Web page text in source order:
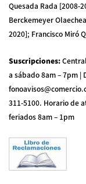
Quesada Rada [2008-
Berckemeyer
2020]; Francisco Miró
Suscripciones:
a sábado 8am – 7pm |
311-5100. Horario de
feriados 8am – 1pm